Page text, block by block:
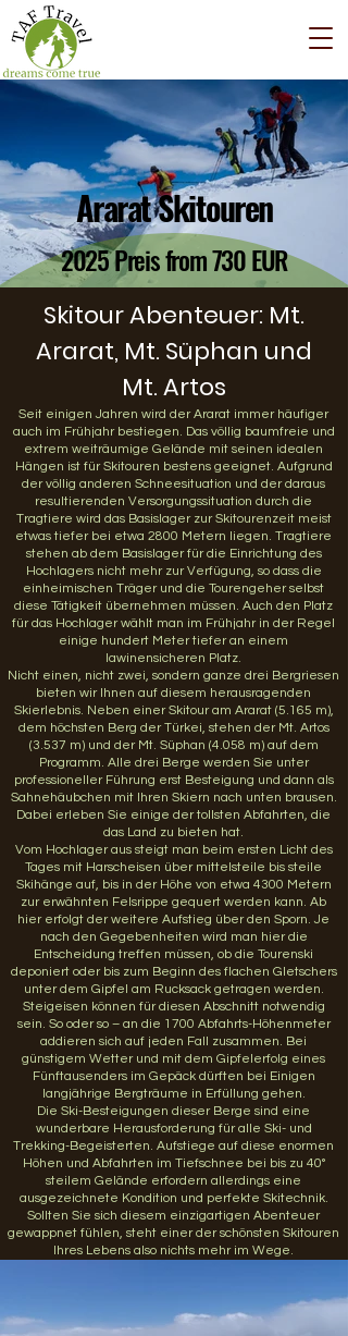
Ararat Skitouren
2025 Preis from 730 EUR
Skitour Abenteuer: Mt.
Ararat, Mt. Süphan und
Mt. Artos
Seit einigen Jahren wird der Ararat immer häufiger
auch im Frühjahr bestiegen. Das völlig baumfreie und
extrem weiträumige Gelände mit seinen idealen
Hängen ist für Skitouren bestens geeignet. Aufgrund
der völlig anderen Schneesituation und der daraus
resultierenden Versorgungssituation durch die
Tragtiere wird das Basislager zur Skitourenzeit meist
etwas tiefer bei etwa 2800 Metern liegen. Tragtiere
stehen ab dem Basislager für die Einrichtung des
Hochlagers nicht mehr zur Verfügung, so dass die
einheimischen Träger und die Tourengeher selbst
diese Tätigkeit übernehmen müssen. Auch den Platz
für das Hochlager wählt man im Frühjahr in der Regel
einige hundert Meter tiefer an einem
lawinensicheren Platz.
Nicht einen, nicht zwei, sondern ganze drei Bergriesen
bieten wir Ihnen auf diesem herausragenden
Skierlebnis. Neben einer Skitour am Ararat (5.165 m),
dem höchsten Berg der Türkei, stehen der Mt. Artos
(3.537 m) und der Mt. Süphan (4.058 m) auf dem
Programm. Alle drei Berge werden Sie unter
professioneller Führung erst Besteigung und dann als
Sahnehäubchen mit Ihren Skiern nach unten brausen.
Dabei erleben Sie einige der tollsten Abfahrten, die
das Land zu bieten hat.
Vom Hochlager aus steigt man beim ersten Licht des
Tages mit Harscheisen über mittelsteile bis steile
Skihänge auf, bis in der Höhe von etwa 4300 Metern
zur erwähnten Felsrippe gequert werden kann. Ab
hier erfolgt der weitere Aufstieg über den Sporn. Je
nach den Gegebenheiten wird man hier die
Entscheidung treffen müssen, ob die Tourenski
deponiert oder bis zum Beginn des flachen Gletschers
unter dem Gipfel am Rucksack getragen werden.
Steigeisen können für diesen Abschnitt notwendig
sein. So oder so – an die 1700 Abfahrts-Höhenmeter
addieren sich auf jeden Fall zusammen. Bei
günstigem Wetter und mit dem Gipfelerfolg eines
Fünftausenders im Gepäck dürften bei Einigen
langjährige Bergträume in Erfüllung gehen.
Die Ski-Besteigungen dieser Berge sind eine
wunderbare Herausforderung für alle Ski- und
Trekking-Begeisterten. Aufstiege auf diese enormen
Höhen und Abfahrten im Tiefschnee bei bis zu 40°
steilem Gelände erfordern allerdings eine
ausgezeichnete Kondition und perfekte Skitechnik.
Sollten Sie sich diesem einzigartigen Abenteuer
gewappnet fühlen, steht einer der schönsten Skitouren
Ihres Lebens also nichts mehr im Wege.